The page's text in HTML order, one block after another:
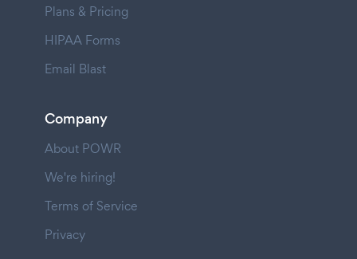
Plans & Pricing
HIPAA Forms
Email Blast
Company
About POWR
We're hiring!
Terms of Service
Privacy